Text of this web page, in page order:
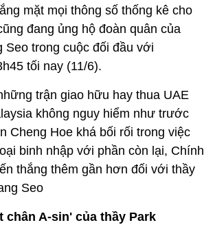
mặt mọi thông số thống kê cho
đang ủng hộ đoàn quân của
Seo trong cuộc đối đầu với
tối nay (11/6).
trận giao hữu hay thua UAE
không nguy hiểm như trước
Cheng Hoe khá bối rối trong việc
binh nhập với phần còn lại, Chính
thắng thêm gần hơn đối với thầy
Seo
chân A-sin' của thầy Park